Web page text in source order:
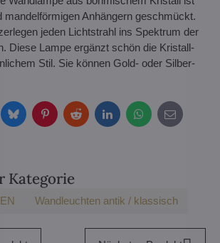
mandelförmigen Anhängern geschmückt.
jeden Lichtstrahl ins Spektrum der
Diese Lampe ergänzt schön die Kristall-
Stil. Sie können Gold- oder Silber-
BlueskyPinterestRedditLinkedInWhatsApp
E-
mail
Kategorie
Wandleuchten antik / klassisch